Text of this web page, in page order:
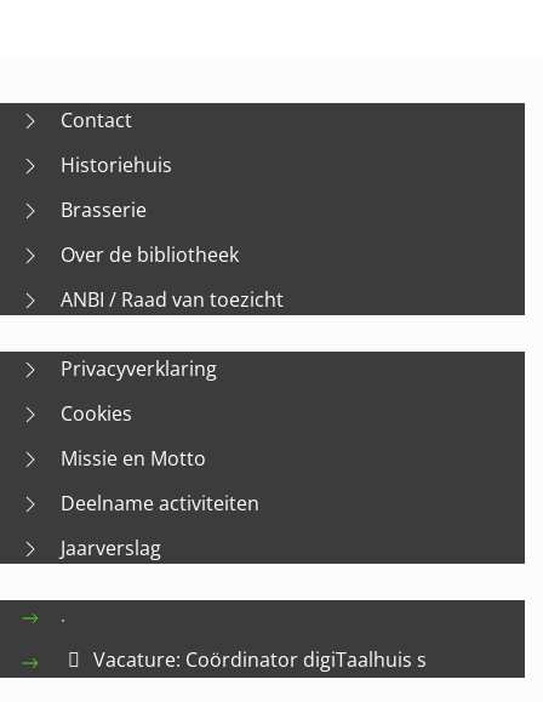
Contact
Historiehuis
Brasserie
Over de bibliotheek
ANBI / Raad van toezicht
Privacyverklaring
Cookies
Missie en Motto
Deelname activiteiten
Jaarverslag
.
Vacature: Coördinator digiTaalhuis s